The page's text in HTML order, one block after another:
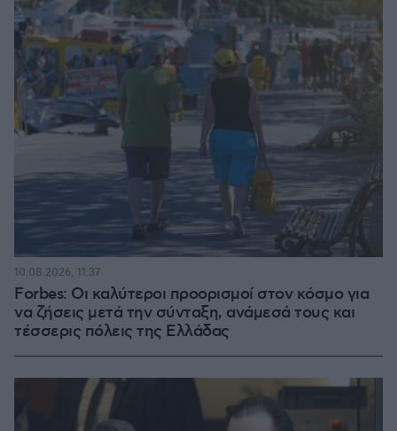
Forbes: Οι καλύτεροι προορισμοί στον κόσμο για
να ζήσεις μετά την σύνταξη, ανάμεσά τους και
τέσσερις πόλεις της Ελλάδας
10.08.2026, 11:37